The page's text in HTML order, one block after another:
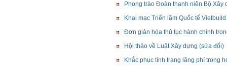
Phong trào Đoàn thanh niên Bộ
Khai mạc Triển lãm Quốc tế
Đơn giản hóa thủ tục hành chính
Hội thảo về Luật Xây dựng (sửa đổi)
Khắc phục tình trạng lãng phí trong